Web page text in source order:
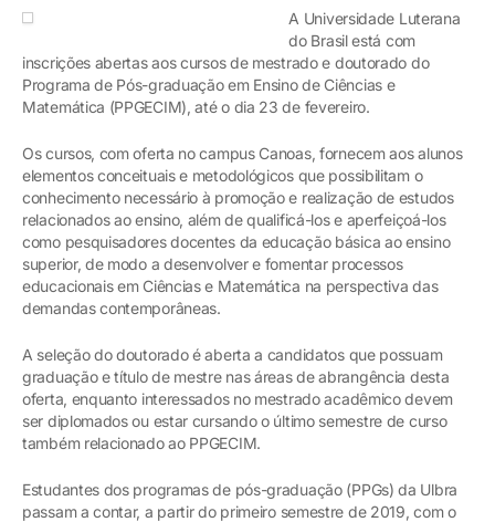
A Universidade Luterana
do Brasil está com
inscrições abertas aos cursos de mestrado e doutorado do
Programa de Pós-graduação em Ensino de Ciências e
Matemática (PPGECIM), até o dia 23 de fevereiro.
Os cursos, com oferta no campus Canoas, fornecem aos alunos
elementos conceituais e metodológicos que possibilitam o
conhecimento necessário à promoção e realização de estudos
relacionados ao ensino, além de qualificá-los e aperfeiçoá-los
como pesquisadores docentes da educação básica ao ensino
superior, de modo a desenvolver e fomentar processos
educacionais em Ciências e Matemática na perspectiva das
demandas contemporâneas.
A seleção do doutorado é aberta a candidatos que possuam
graduação e título de mestre nas áreas de abrangência desta
oferta, enquanto interessados no mestrado acadêmico devem
ser diplomados ou estar cursando o último semestre de curso
também relacionado ao PPGECIM.
Estudantes dos programas de pós-graduação (PPGs) da Ulbra
passam a contar, a partir do primeiro semestre de 2019, com o